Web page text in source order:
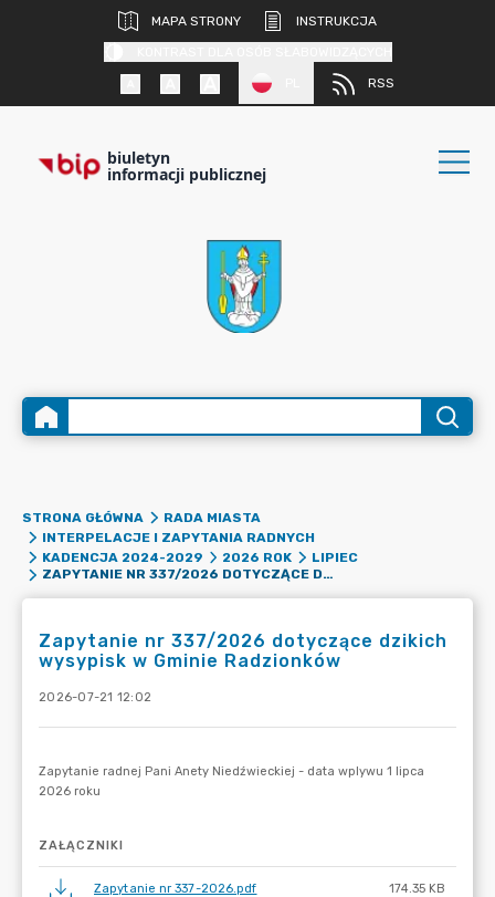
MAPA STRONY
INSTRUKCJA
RSS
biuletyn
informacji publicznej
STRONA GŁÓWNA
RADA MIASTA
INTERPELACJE I ZAPYTANIA RADNYCH
KADENCJA 2024-2029
2026 ROK
LIPIEC
ZAPYTANIE NR 337/2026 DOTYCZĄCE DZIKICH WYSYPISK W GMINIE RADZIONKÓW
Zapytanie nr 337/2026 dotyczące dzikich
wysypisk w Gminie Radzionków
2026-07-21 12:02
ZAŁĄCZNIKI
Zapytanie nr 337-2026.pdf 174.35 KB